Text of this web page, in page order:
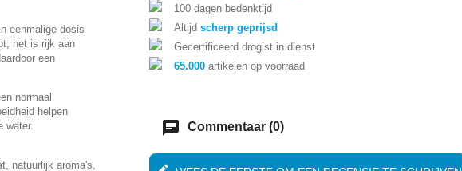
eenmalige dosis
het is rijk aan
een
normaal
helpen
water.
natuurlijk aroma's,
100 dagen bedenktijd
Altijd scherp geprijsd
Gecertificeerd drogist in dienst
65.000 artikelen op voorraad
chat Commentaar (0)